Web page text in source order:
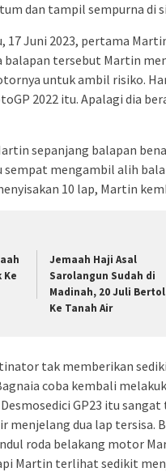
dan tampil sempurna di
17 Juni 2023, pertama
balapan tersebut Martin
untuk ambil risiko.
2022 itu. Apalagi dia
sepanjang balapan
mengambil alih
10 lap, Martin
Jemaah Haji Asal
Sarolangun Sudah di
Madinah, 20 Juli
Ke Tanah Air
tak memberikan
coba kembali
GP23 itu
menjelang dua lap tersisa.
roda belakang motor
Martin terlihat sedikit